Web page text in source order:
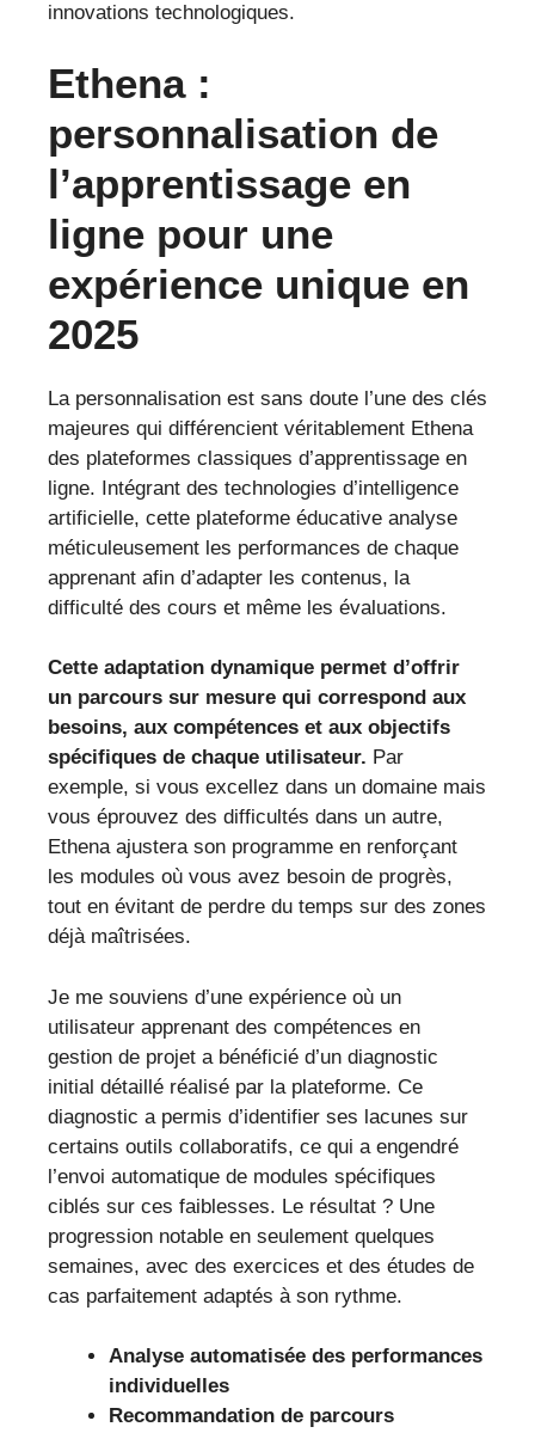
innovations technologiques.
Ethena :
personnalisation de
l’apprentissage en
ligne pour une
expérience unique en
2025
La personnalisation est sans doute l’une des clés
majeures qui différencient véritablement Ethena
des plateformes classiques d’apprentissage en
ligne. Intégrant des technologies d’intelligence
artificielle, cette plateforme éducative analyse
méticuleusement les performances de chaque
apprenant afin d’adapter les contenus, la
difficulté des cours et même les évaluations.
Cette adaptation dynamique permet d’offrir
un parcours sur mesure qui correspond aux
besoins, aux compétences et aux objectifs
spécifiques de chaque utilisateur. Par
exemple, si vous excellez dans un domaine mais
vous éprouvez des difficultés dans un autre,
Ethena ajustera son programme en renforçant
les modules où vous avez besoin de progrès,
tout en évitant de perdre du temps sur des zones
déjà maîtrisées.
Je me souviens d’une expérience où un
utilisateur apprenant des compétences en
gestion de projet a bénéficié d’un diagnostic
initial détaillé réalisé par la plateforme. Ce
diagnostic a permis d’identifier ses lacunes sur
certains outils collaboratifs, ce qui a engendré
l’envoi automatique de modules spécifiques
ciblés sur ces faiblesses. Le résultat ? Une
progression notable en seulement quelques
semaines, avec des exercices et des études de
cas parfaitement adaptés à son rythme.
Analyse automatisée des performances
individuelles
Recommandation de parcours